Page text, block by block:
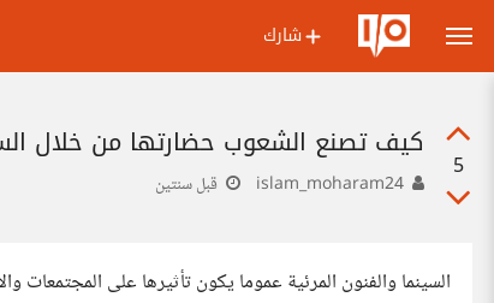
شارك
5
كيف تصنع الشعوب حضارتها من خلال
قبل سنتين
السينما والفنون المرئية عموما يكون تأثيرها على المجتمعات